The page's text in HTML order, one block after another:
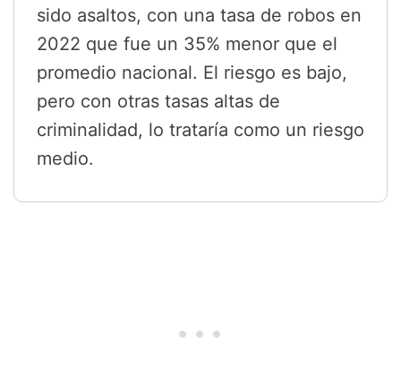
sido asaltos, con una tasa de robos en
2022 que fue un 35% menor que el
promedio nacional. El riesgo es bajo,
pero con otras tasas altas de
criminalidad, lo trataría como un riesgo
medio.